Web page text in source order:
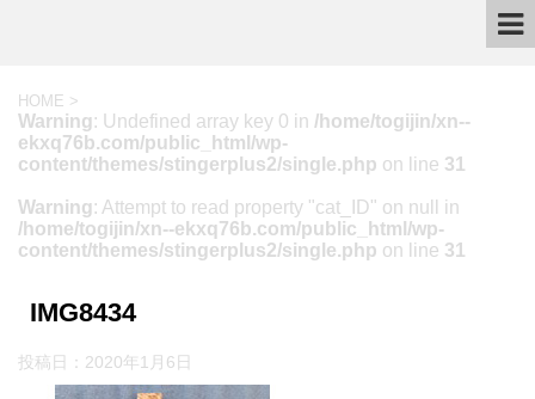
HOME >
Warning: Undefined array key 0 in /home/togijin/xn--
ekxq76b.com/public_html/wp-
content/themes/stingerplus2/single.php on line 31
Warning: Attempt to read property "cat_ID" on null in
/home/togijin/xn--ekxq76b.com/public_html/wp-
content/themes/stingerplus2/single.php on line 31
IMG8434
投稿日： 2020年1月6日